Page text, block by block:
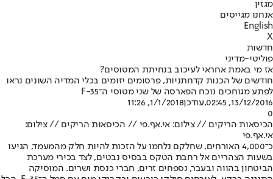
מגזין
אנחנו מגייסים
English
X
חדשות
פוליטי-מדיני
אז מי באמת אחראי לעיכוב בנחיתת המטוסים?
חודשים של הכנות קדחתניות, פרסומים יזומים בכלי המדיה השונים נראו
לפתע מגוחכים נוכח הפארסה של שני מטוסי ה־F-35
13/12/2016, 02:45
,עודכן1/1/2018, 11:26
0
הכיסאות הריקים // צילום: אי.אף.פי // הכיסאות הריקים // צילום:
אי.אף.פי
כ־4,000 האורחים, שחלקם נלחמו על הזכות להיות חלק מהמעמד, הגיעו
בשעות הצהריים אל רחבת הטקס בבסיס נבטים, לצד בכירי מערכת
הביטחון בהווה ובעבר, נספחים זרים, חברי כנסת ושרים. המוסיקה